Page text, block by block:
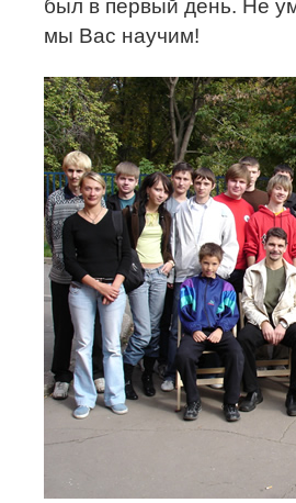
был в первый день. Не
мы Вас научим!